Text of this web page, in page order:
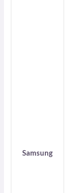
Samsung